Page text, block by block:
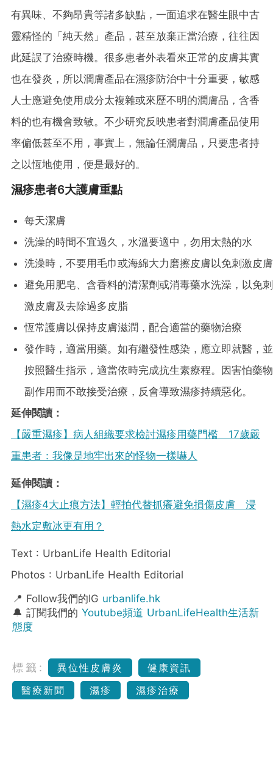
有異味、不夠昂貴等諸多缺點，一面追求在醫生眼中古
靈精怪的「純天然」產品，甚至放棄正當治療，往往因
此延誤了治療時機。很多患者外表看來正常的皮膚其實
也在發炎，所以潤膚產品在濕疹防治中十分重要，敏感
人士應避免使用成分太複雜或來歷不明的潤膚品，含香
料的也有機會致敏。不少研究反映患者對潤膚產品使用
率偏低甚至不用，事實上，無論任潤膚品，只要患者持
之以恆地使用，便是最好的。
濕疹患者6大護膚重點
每天潔膚
洗澡的時間不宜過久，水溫要適中，勿用太熱的水
洗澡時，不要用毛巾或海綿大力磨擦皮膚以免刺激皮膚
避免用肥皂、含香料的清潔劑或消毒藥水洗澡，以免刺
激皮膚及去除過多皮脂
恆常護膚以保持皮膚滋潤，配合適當的藥物治療
發作時，適當用藥。如有繼發性感染，應立即就醫，並
按照醫生指示，適當依時完成抗生素療程。因害怕藥物
副作用而不敢接受治療，反會導致濕疹持續惡化。
延伸閱讀：
【嚴重濕疹】病人組織要求檢討濕疹用藥門檻 17歲嚴
重患者：我像是地牢出來的怪物一樣嚇人
延伸閱讀：
【濕疹4大止痕方法】輕拍代替抓癢避免損傷皮膚 浸
熱水定敷冰更有用？
Text : UrbanLife Health Editorial
Photos : UrbanLife Health Editorial
📍 Follow我們的IG urbanlife.hk
🔔 訂閱我們的 Youtube頻道 UrbanLifeHealth生活新
態度
標籤: 異位性皮膚炎
健康資訊
醫療新聞
濕疹 濕疹治療